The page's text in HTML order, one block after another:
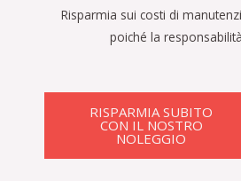
Risparmia sui costi di
poiché la
RISPARMIA SUBITO
CON IL NOSTRO
NOLEGGIO